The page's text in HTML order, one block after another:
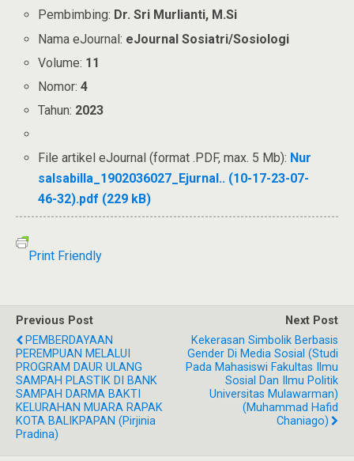
Pembimbing: Dr. Sri Murlianti, M.Si
Nama eJournal: eJournal Sosiatri/Sosiologi
Volume: 11
Nomor:4
Tahun: 2023
File artikel eJournal (format .PDF, max. 5 Mb): Nur
salsabilla_1902036027_Ejurnal.. (10-17-23-07-
46-32).pdf (229 kB)
Print Friendly
Previous Post
PEMBERDAYAAN
PEREMPUAN MELALUI
PROGRAM DAUR ULANG
SAMPAH PLASTIK DI BANK
SAMPAH DARMA BAKTI
KELURAHAN MUARA RAPAK
KOTA BALIKPAPAN (Pirjinia
Pradina)
Next Post
Kekerasan Simbolik Berbasis
Gender Di Media Sosial (Studi
Pada Mahasiswi Fakultas Ilmu
Sosial Dan Ilmu Politik
Universitas Mulawarman)
(Muhammad Hafid
Chaniago)